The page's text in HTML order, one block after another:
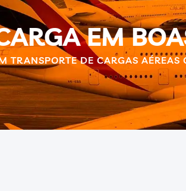
EM
TRANSPORTE DE CARGAS